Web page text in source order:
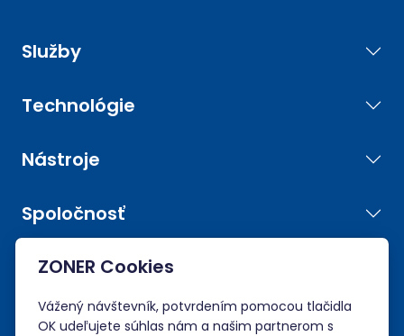
Služby
Technológie
Nástroje
Spoločnosť
Administrácia
Prihlásiť sa
ZONER Cookies
Vážený návštevník, potvrdením pomocou tlačidla
OK udeľujete súhlas nám a našim partnerom s